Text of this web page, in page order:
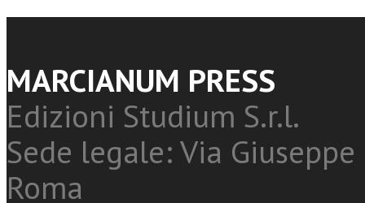
MARCIANUM PRESS
Edizioni Studium S.r.l.
Sede legale: Via
Roma